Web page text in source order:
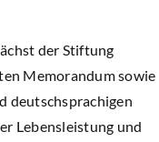
der Stiftung
Memorandum sowie
deutschsprachigen
Lebensleistung und